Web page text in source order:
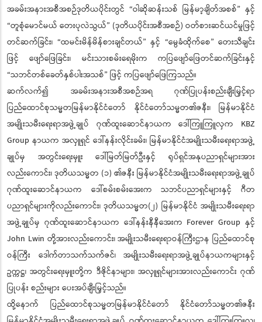
အခမ်းအနားအစီအစဉ်ဒုတိယပိုင်းတွင် “ဝါဆိုဆန်းသစ် မြန်မာ့ချိတ်အစစ်” နှင့်
“တူစုံမောင်မယ် တေးပုလဲသွယ်” (ဒုတိယပိုင်းအစီအစဉ်) ဝတ်စားဆင်ယင်မှုဖြင့်
တင်ဆက်ခြင်း၊ “ထမင်းမိန်မိန်စားချင်တယ်” နှင့် “မွေခံထိုက်စေ” တေးသီချင်း
ဖြင့် ဖျော်ဖြေခြင်း၊ မင်းသားစမ်းရေမိုးက ကပြဖျော်ဖြေတင်ဆက်ခြင်းနှင့်
“သဘင်တစ်ခေတ်နှစ်ပါးအသစ်” ဖြင့် ကပြဖျော်ဖြေကြသည်။
ဆက်လက်၍ အခမ်းအနားအစီအစဉ်အရ ဂုဏ်ပြုပန်းစည်းချီးမြှင့်ရာ
ပြည်ထောင်စုသမ္မတမြန်မာနိုင်ငံတော် နိုင်ငံတော်သမ္မတ၏ဇနီး၊ မြန်မာနိုင်ငံ
အမျိုးသမီးရေးရာအဖွဲ့ချုပ် ဂုဏ်ထူးဆောင်နာယက ဒေါ်ကြူကြူလှက KBZ
Group နာယက အလှူရှင် ဒေါ်နန်းလိုင်းခမ်း၊ မြန်မာနိုင်ငံအမျိုးသမီးရေးရာအဖွဲ့
ချုပ်မှ အတွင်းရေးမှူး ဒေါ်မြတ်မြတ်ဦးနှင့် ရုပ်ရှင်အနုပညာရှင်များအား
လည်းကောင်း၊ ဒုတိယသမ္မတ (၁) ၏ဇနီး မြန်မာနိုင်ငံအမျိုးသမီးရေးရာအဖွဲ့ချုပ်
ဂုဏ်ထူးဆောင်နာယက ဒေါ်စမ်းစမ်းအေးက သဘင်ပညာရှင်များနှင့် ဂီတ
ပညာရှင်များကိုလည်းကောင်း၊ ဒုတိယသမ္မတ(၂) မြန်မာနိုင်ငံ အမျိုးသမီးရေးရာ
အဖွဲ့ချုပ်မှ ဂုဏ်ထူးဆောင်နာယက ဒေါ်နန်းနီနီအေးက Forever Group နှင့်
John Lwin တို့အားလည်းကောင်း၊ အမျိုးသမီးရေးရာဝန်ကြီးဌာန ပြည်ထောင်စု
ဝန်ကြီး ဒေါက်တာသက်သက်ဇင်၊ အမျိုးသမီးရေးရာအဖွဲ့ချုပ်နာယကများနှင့်
ဥက္ကဋ္ဌ၊ အတွင်းရေးမှူးတို့က ဒီဇိုင်နာများ၊ အလှူရှင်များအားလည်းကောင်း ဂုဏ်
ပြုပန်း စည်းများ ပေးအပ်ချီးမြှင့်သည်။
ထို့နောက် ပြည်ထောင်စုသမ္မတမြန်မာနိုင်ငံတော် နိုင်ငံတော်သမ္မတ၏ဇနီး